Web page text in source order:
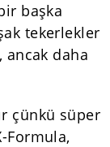
başka
tekerlekler
ancak daha
çünkü süper
Formula,